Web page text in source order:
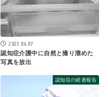
2023.06.07
認知症介護中に自然と撮り溜めた
写真を放出
認知症の経過報告